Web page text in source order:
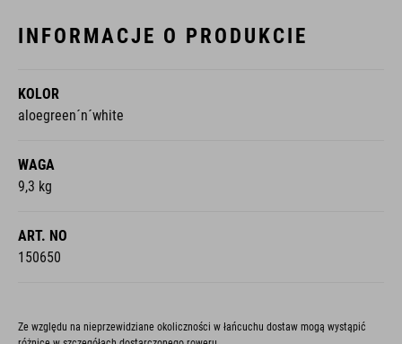
INFORMACJE O PRODUKCIE
KOLOR
aloegreen´n´white
WAGA
9,3 kg
ART. NO
150650
Ze względu na nieprzewidziane okoliczności w łańcuchu dostaw mogą wystąpić